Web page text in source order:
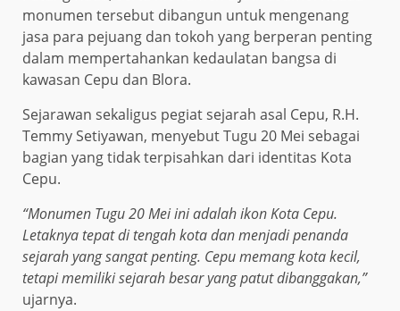
monumen tersebut dibangun untuk mengenang
jasa para pejuang dan tokoh yang berperan penting
dalam mempertahankan kedaulatan bangsa di
kawasan Cepu dan Blora.
Sejarawan sekaligus pegiat sejarah asal Cepu, R.H.
Temmy Setiyawan, menyebut Tugu 20 Mei sebagai
bagian yang tidak terpisahkan dari identitas Kota
Cepu.
“Monumen Tugu 20 Mei ini adalah ikon Kota Cepu.
Letaknya tepat di tengah kota dan menjadi penanda
sejarah yang sangat penting. Cepu memang kota kecil,
tetapi memiliki sejarah besar yang patut dibanggakan,”
ujarnya.